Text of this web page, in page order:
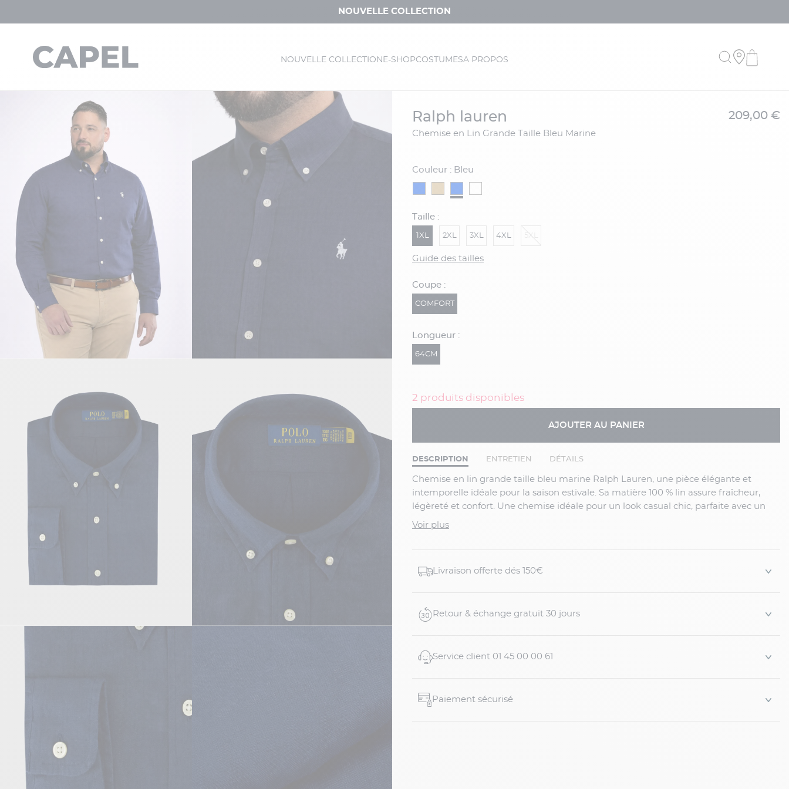
NOUVELLE COLLECTION
NOUVELLE COLLECTION E-SHOPCOSTUMESA PROPOS
ralph lauren
Chemise en Lin Grande Taille Bleu Marine
209,00 €
Couleur : Bleu
Taille :
1XL 2XL 3XL 4XL
Guide des tailles
Coupe :
COMFORT
Longueur :
64CM
2 produits disponibles
AJOUTER AU PANIER
DESCRIPTION ENTRETIEN DÉTAILS
Chemise en lin grande taille bleu marine Ralph Lauren, une pièce élégante et
intemporelle idéale pour la saison estivale. Sa matière 100 % lin assure fraîcheur,
légèreté et confort. Une chemise idéale pour un look casual chic, parfaite avec un
chino ou un pantalon léger pour un style élégant et décontracté signé Ralph
Coloris bleu marine uni
Voir plus
Livraison offerte dés 150€
Retour & échange gratuit 30 jours
Service client 01 45 00 00 61
Paiement sécurisé